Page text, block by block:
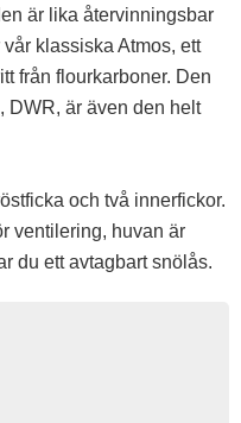
är lika återvinningsbar
klassiska Atmos, ett
från flourkarboner. Den
DWR, är även den helt
och två innerfickor.
ventilering, huvan är
du ett avtagbart snölås.